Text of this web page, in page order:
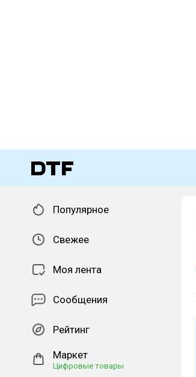
Популярное
Свежее
Моя лента
Сообщения
Рейтинг
Маркет
Цифровые товары